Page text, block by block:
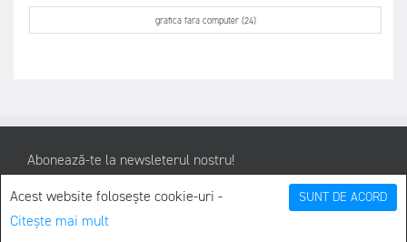
SUNT DE ACORD
Acest website folosește cookie-uri -
Citește mai mult
grafica fara computer (24)
Abonează-te la newsleterul nostru!
Vei primi în medie o știre săptămânală bazată pe informație la zi
sau de arhivă. Design, eveniment, interviu, relatate de în jur de
zece autori. Nu doar din București ci și din alte orașe. De crezi că ai